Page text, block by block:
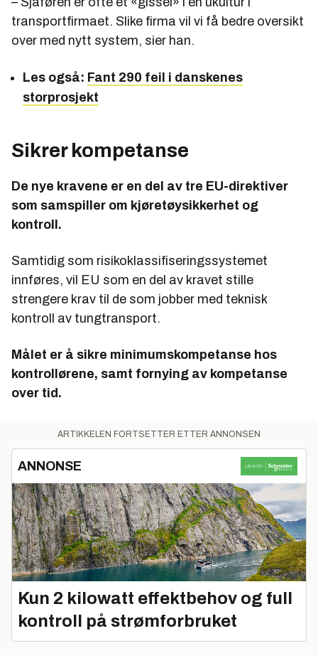
transportfirmaet. Slike firma vil vi få bedre oversikt
over med nytt system, sier han.
Les også: Fant 290 feil i danskenes
storprosjekt
Sikrer kompetanse
De nye kravene er en del av tre EU-direktiver
som samspiller om kjøretøysikkerhet og
kontroll.
Samtidig som risikoklassifiseringssystemet
innføres, vil EU som en del av kravet stille
strengere krav til de som jobber med teknisk
kontroll av tungtransport.
Målet er å sikre minimumskompetanse hos
kontrollørene, samt fornying av kompetanse
over tid.
ARTIKKELEN FORTSETTER ETTER ANNONSEN
ANNONSE
Kun 2 kilowatt effektbehov og full
kontroll på strømforbruket